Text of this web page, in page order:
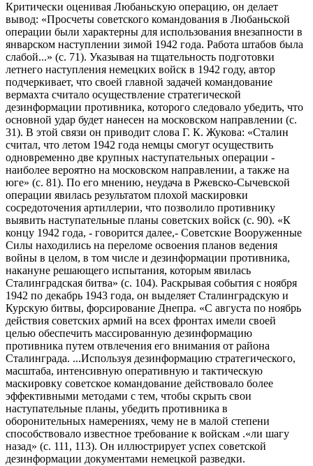
Критически оценивая Любаньскую операцию, он делает
вывод: «Просчеты советского командования в Любаньской
операции были характерны для использования внезапности в
январском наступлении зимой 1942 года. Работа штабов была
слабой...» (с. 71). Указывая на тщательность подготовки
летнего наступления немецких войск в 1942 году, автор
подчеркивает, что своей главной задачей командование
вермахта считало осуществление стратегической
дезинформации противника, которого следовало убедить, что
основной удар будет нанесен на московском направлении (с.
31). В этой связи он приводит слова Г. К. Жукова: «Сталин
считал, что летом 1942 года немцы смогут осуществить
одновременно две крупных наступательных операции -
наиболее вероятно на московском направлении, а также на
юге» (с. 81). По его мнению, неудача в Ржевско-Сычевской
операции явилась результатом плохой маскировки
сосредоточения артиллерии, что позволило противнику
выявить наступательные планы советских войск (с. 90). «К
концу 1942 года, - говорится далее,- Советские Вооруженные
Силы находились на переломе освоения планов ведения
войны в целом, в том числе и дезинформации противника,
накануне решающего испытания, которым явилась
Сталинградская битва» (с. 104). Раскрывая события с ноября
1942 по декабрь 1943 года, он выделяет Сталинградскую и
Курскую битвы, форсирование Днепра. «С августа по ноябрь
действия советских армий на всех фронтах имели своей
целью обеспечить массированную дезинформацию
противника путем отвлечения его внимания от района
Сталинграда. ...Используя дезинформацию стратегического,
масштаба, интенсивную оперативную и тактическую
маскировку советское командование действовало более
эффективными методами с тем, чтобы скрыть свои
наступательные планы, убедить противника в
оборонительных намерениях, чему не в малой степени
способствовало известное требование к войскам .«ли шагу
назад» (с. 111, 113). Он иллюстрирует успех советской
дезинформации документами немецкой разведки.